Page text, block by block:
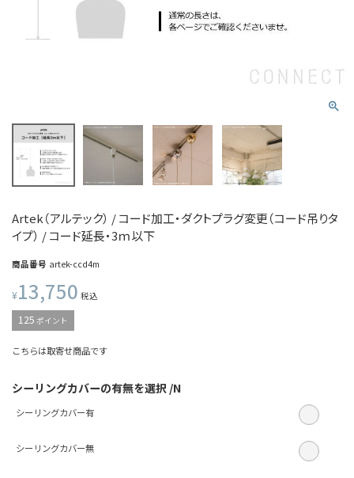
Artek（アルテック） / コード加工・ダクトプラグ変更（コード吊りタ
イプ） / コード延長・3ｍ以下
商品番号 artek-ccd4m
¥13,750 税込
125 ポイント
こちらは取寄せ商品です
シーリングカバーの有無を選択 N
シーリングカバー有
シーリングカバー無